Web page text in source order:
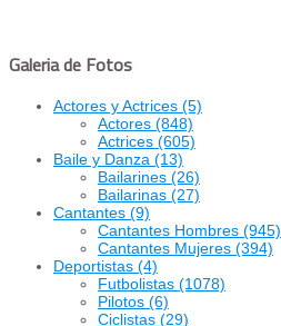
Galeria de Fotos
Actores y Actrices (5)
Actores (848)
Actrices (605)
Baile y Danza (13)
Bailarines (26)
Bailarinas (27)
Cantantes (9)
Cantantes Hombres (945)
Cantantes Mujeres (394)
Deportistas (4)
Futbolistas (1078)
Pilotos (6)
Ciclistas (29)